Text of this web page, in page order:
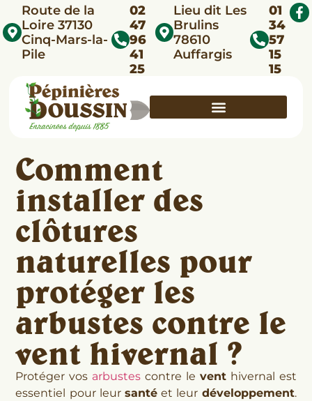
Route de la
Loire 37130
Cinq-Mars-la-
Pile
02
47
96
41
25
Lieu dit Les
Brulins
78610
Auffargis
01
34
57
15
15
Comment
installer des
clôtures
naturelles pour
protéger les
arbustes contre le
vent hivernal ?
Protéger vos arbustes contre le venthivernal est
essentiel pour leur santé et leur développement.